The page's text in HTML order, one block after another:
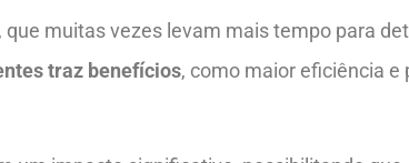
muitas vezes levam mais tempo para
traz benefícios, como maior eficiência